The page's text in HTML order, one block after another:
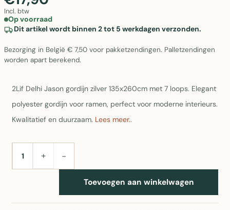
Incl. btw
Op voorraad
Dit artikel wordt binnen 2 tot 5 werkdagen verzonden.
Bezorging in België € 7,50 voor pakketzendingen. Palletzendingen
worden apart berekend.
2Lif Delhi Jason gordijn zilver 135x260cm met 7 loops. Elegant
polyester gordijn voor ramen, perfect voor moderne interieurs.
Kwalitatief en duurzaam. Lees meer..
AANTAL+ −
Toevoegen aan winkelwagen